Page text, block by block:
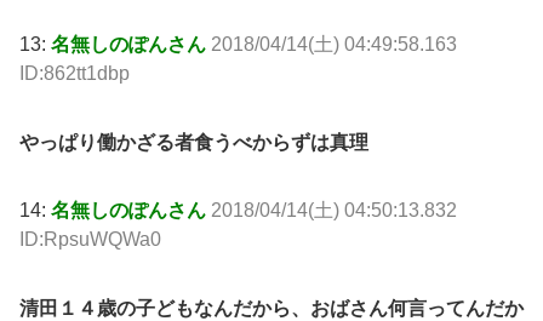
13: 名無しのぽんさん 2018/04/14(土) 04:49:58.163
ID:862tt1dbp
やっぱり働かざる者食うべからずは真理
14: 名無しのぽんさん 2018/04/14(土) 04:50:13.832
ID:RpsuWQWa0
清田１４歳の子どもなんだから、おばさん何言ってんだか